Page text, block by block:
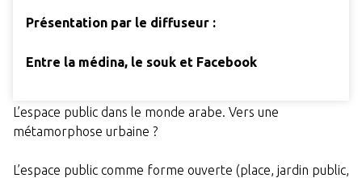
Présentation par le diffuseur :
Entre la médina, le souk et Facebook
L’espace public dans le monde arabe. Vers une
métamorphose urbaine ?
L’espace public comme forme ouverte (place, jardin public,